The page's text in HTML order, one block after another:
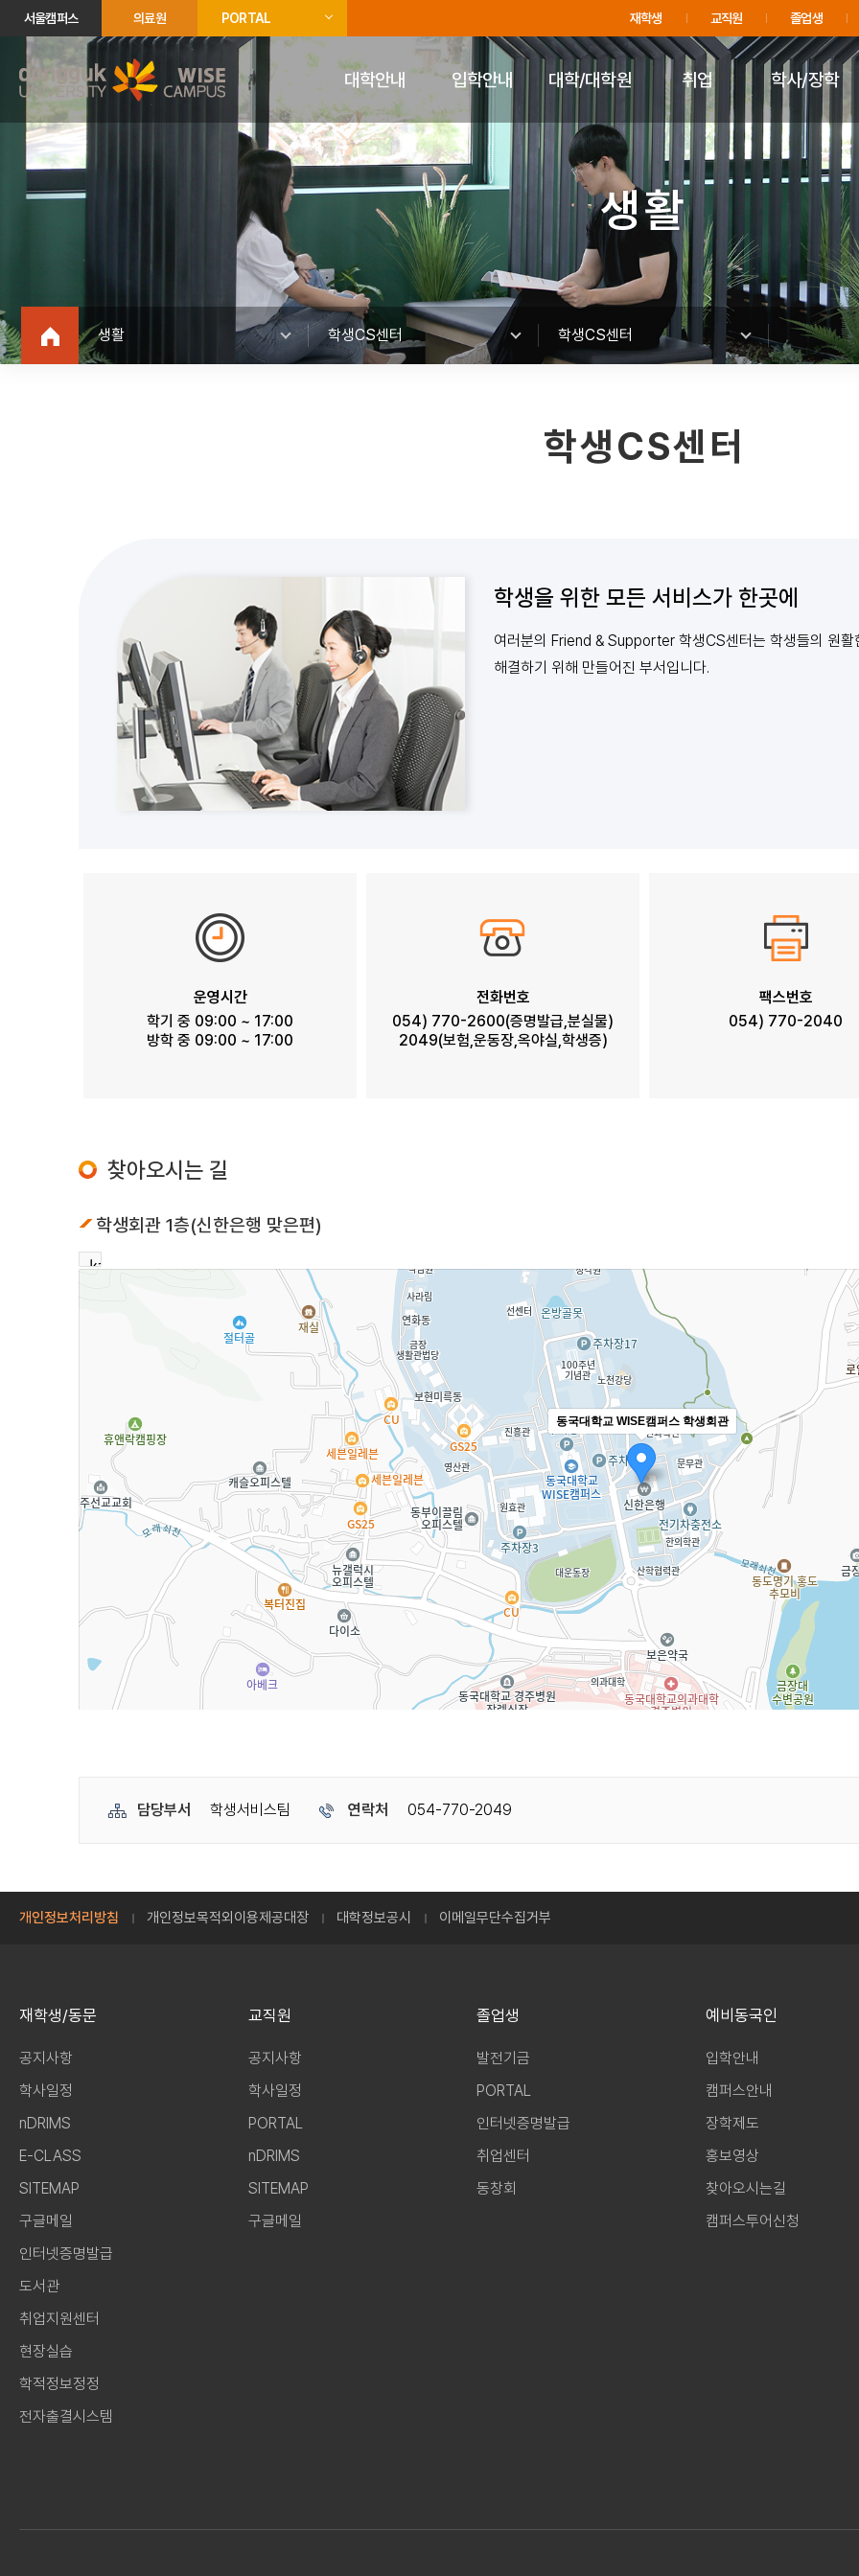
주메뉴 바로가기
푸터 바로가기
서울캠퍼스 의료원 PORTAL 재학생 교직원 졸업생
대학안내 입학안내 대학/대학원 취업 학사/장학
생활
생활 학생CS센터 학생CS센터
학생CS센터
학생을 위한 모든 서비스가 한곳에
여러분의 Friend & Supporter 학생CS센터는 학생들의 원
해결하기 위해 만들어진 부서입니다.
운영시간
학기 중 09:00 ~ 17:00
방학 중 09:00 ~ 17:00
전화번호
054) 770-2600(증명발급,분실물)
2049(보험,운동장,옥야실,학생증)
팩스번호
054) 770-2040
찾아오시는 길
학생회관 1층(신한은행 맞은편)
동국대학교 WISE캠퍼스 학생회관
담당부서 학생서비스팀 연락처 054-770-2049
개인정보처리방침 개인정보목적외이용제공대장 대학정보공시 이메일무단수집거부
재학생/동문
공지사항
학사일정
nDRIMS
E-CLASS
SITEMAP
구글메일
인터넷증명발급
도서관
취업지원센터
현장실습
학적정보정정
전자출결시스템
교직원
공지사항
학사일정
PORTAL
nDRIMS
SITEMAP
구글메일
졸업생
발전기금
PORTAL
인터넷증명발급
취업센터
동창회
예비동국인
입학안내
캠퍼스안내
장학제도
홍보영상
찾아오시는길
캠퍼스투어신청